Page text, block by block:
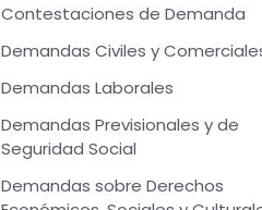
Contestaciones de Demanda
Demandas Civiles y
Demandas Laborales
Demandas Previsionales y de
Seguridad Social
Demandas sobre Derechos